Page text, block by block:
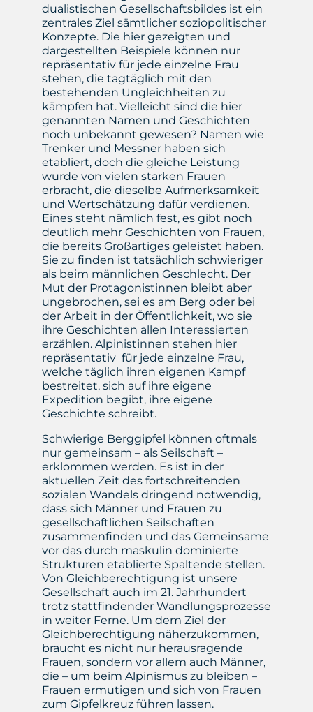
dualistischen Gesellschaftsbildes ist ein
zentrales Ziel sämtlicher soziopolitischer
Konzepte. Die hier gezeigten und
dargestellten Beispiele können nur
repräsentativ für jede einzelne Frau
stehen, die tagtäglich mit den
bestehenden Ungleichheiten zu
kämpfen hat. Vielleicht sind die hier
genannten Namen und Geschichten
noch unbekannt gewesen? Namen wie
Trenker und Messner haben sich
etabliert, doch die gleiche Leistung
wurde von vielen starken Frauen
erbracht, die dieselbe Aufmerksamkeit
und Wertschätzung dafür verdienen.
Eines steht nämlich fest, es gibt noch
deutlich mehr Geschichten von Frauen,
die bereits Großartiges geleistet haben.
Sie zu finden ist tatsächlich schwieriger
als beim männlichen Geschlecht. Der
Mut der Protagonistinnen bleibt aber
ungebrochen, sei es am Berg oder bei
der Arbeit in der Öffentlichkeit, wo sie
ihre Geschichten allen Interessierten
erzählen. Alpinistinnen stehen hier
repräsentativ für jede einzelne Frau,
welche täglich ihren eigenen Kampf
bestreitet, sich auf ihre eigene
Expedition begibt, ihre eigene
Geschichte schreibt.
Schwierige Berggipfel können oftmals
nur gemeinsam – als Seilschaft –
erklommen werden. Es ist in der
aktuellen Zeit des fortschreitenden
sozialen Wandels dringend notwendig,
dass sich Männer und Frauen zu
gesellschaftlichen Seilschaften
zusammenfinden und das Gemeinsame
vor das durch maskulin dominierte
Strukturen etablierte Spaltende stellen.
Von Gleichberechtigung ist unsere
Gesellschaft auch im 21. Jahrhundert
trotz stattfindender Wandlungsprozesse
in weiter Ferne. Um dem Ziel der
Gleichberechtigung näherzukommen,
braucht es nicht nur herausragende
Frauen, sondern vor allem auch Männer,
die – um beim Alpinismus zu bleiben –
Frauen ermutigen und sich von Frauen
zum Gipfelkreuz führen lassen.